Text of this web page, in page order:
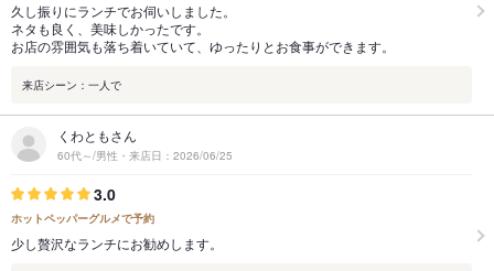
久し振りにランチでお伺いしました。
ネタも良く、美味しかったです。
お店の雰囲気も落ち着いていて、ゆったりとお食事ができます。
来店シーン：一人で
くわともさん
60代～/男性・来店日：2026/06/25
3.0
ホットペッパーグルメで予約
少し贅沢なランチにお勧めします。